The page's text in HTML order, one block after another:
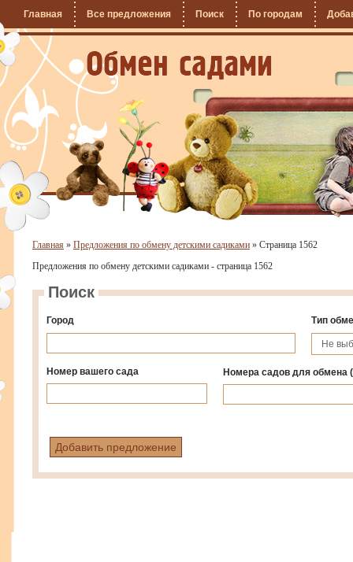
Главная Все предложения Поиск По городам
Главная » Предложения по обмену детскими садиками » Страница 1562
Предложения по обмену детскими садиками - страница 1562
Поиск
Город Тип
Номер вашего сада Номера садов для обмена(
Добавить предложение